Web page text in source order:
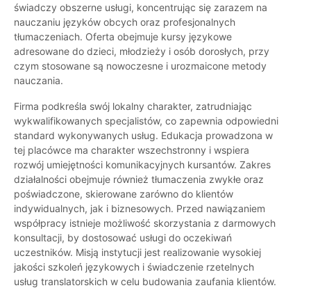
świadczy obszerne usługi, koncentrując się zarazem na
nauczaniu języków obcych oraz profesjonalnych
tłumaczeniach. Oferta obejmuje kursy językowe
adresowane do dzieci, młodzieży i osób dorosłych, przy
czym stosowane są nowoczesne i urozmaicone metody
nauczania.
Firma podkreśla swój lokalny charakter, zatrudniając
wykwalifikowanych specjalistów, co zapewnia odpowiedni
standard wykonywanych usług. Edukacja prowadzona w
tej placówce ma charakter wszechstronny i wspiera
rozwój umiejętności komunikacyjnych kursantów. Zakres
działalności obejmuje również tłumaczenia zwykłe oraz
poświadczone, skierowane zarówno do klientów
indywidualnych, jak i biznesowych. Przed nawiązaniem
współpracy istnieje możliwość skorzystania z darmowych
konsultacji, by dostosować usługi do oczekiwań
uczestników. Misją instytucji jest realizowanie wysokiej
jakości szkoleń językowych i świadczenie rzetelnych
usług translatorskich w celu budowania zaufania klientów.